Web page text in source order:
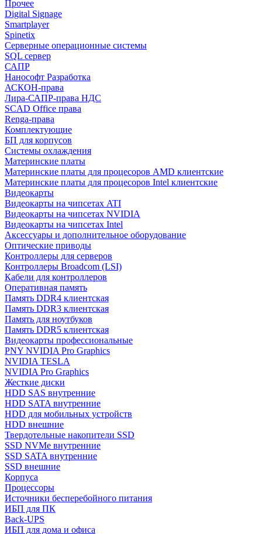
Прочее
Digital Signage
Smartplayer
Spinetix
Серверные операционные системы
SQL сервер
САПР
Нанософт Разработка
АСКОН-права
Лира-САПР-права НДС
SCAD Office права
Renga-права
Комплектующие
БП для корпусов
Системы охлаждения
Материнские платы
Материнские платы для процесоров AMD клиентские
Материнские платы для процесоров Intel клиентские
Видеокарты
Видеокарты на чипсетах ATI
Видеокарты на чипсетах NVIDIA
Видеокарты на чипсетах Intel
Аксессуары и дополнительное оборудование
Оптические приводы
Контроллеры для серверов
Контроллеры Broadcom (LSI)
Кабели для контроллеров
Оперативная память
Память DDR4 клиентская
Память DDR3 клиентская
Память для ноутбуков
Память DDR5 клиентская
Видеокарты профессиональные
PNY NVIDIA Pro Graphics
NVIDIA TESLA
NVIDIA Pro Graphics
Жесткие диски
HDD SAS внутренние
HDD SATA внутренние
HDD для мобильных устройств
HDD внешние
Твердотельные накопители SSD
SSD NVMe внутренние
SSD SATA внутренние
SSD внешние
Корпуса
Процессоры
Источники бесперебойного питания
ИБП для ПК
Back-UPS
ИБП для дома и офиса